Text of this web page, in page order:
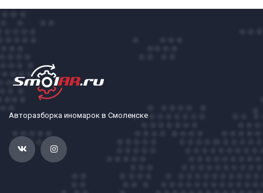
Авторазборка иномарок в Смоленске